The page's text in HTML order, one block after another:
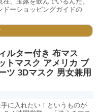
ーショッピングガイドの
ルター付き 布マス
トマスク アメリカ ブ
ツ 3Dマスク 男女兼用
に入れたい！というものが